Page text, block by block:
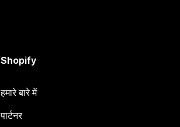
Shopify
हमारे बारे में
पार्टनर